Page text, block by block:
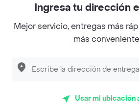
Sobre Rappi
Facebook
Twitter
©2026Rappi Inc. All rights
Ingresa tu dirección
Mejor servicio, entregas más
más
Usar mi ubicación